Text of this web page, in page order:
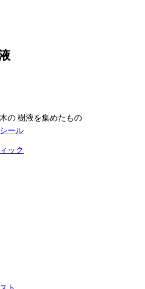
の 樹液を集めたもの
ール
ック